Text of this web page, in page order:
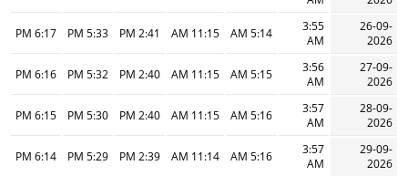
26-09-
2026
3:55
AM
5:14 AM
11:15 AM
2:41 PM
5:33 PM
6:17 PM
27-09-
2026
3:56
AM
5:15 AM
11:15 AM
2:40 PM
5:32 PM
6:16 PM
28-09-
2026
3:57
AM
5:16 AM
11:15 AM
2:40 PM
5:30 PM
6:15 PM
29-09-
2026
3:57
AM
5:16 AM
11:14 AM
2:39 PM
5:29 PM
6:14 PM